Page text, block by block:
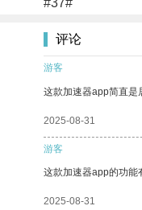
#37#
评论
游客
这款加速器app简直是
2025-08-31
游客
这款加速器app的功能
2025-08-31